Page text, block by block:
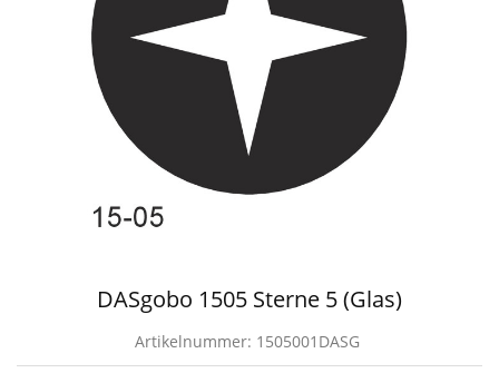
DASgobo 1505 Sterne 5 (Glas)
Artikelnummer: 1505001DASG